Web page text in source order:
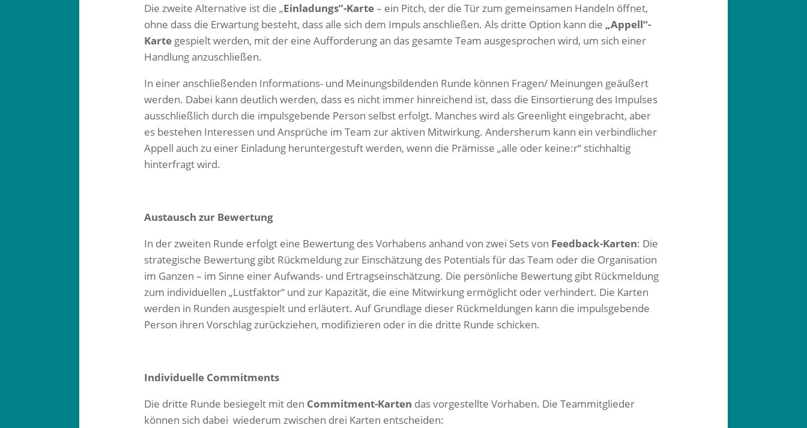
Die zweite Alternative ist die „Einladungs”-Karte– ein Pitch, der die Tür zum gemeinsamen Handeln öffnet,
ohne dass die Erwartung besteht, dass alle sich dem Impuls anschließen. Als dritte Option kann die „Appell“-
Karte gespielt werden, mit der eine Aufforderung an das gesamte Team ausgesprochen wird, um sich einer
Handlung anzuschließen.
In einer anschließenden Informations- und Meinungsbildenden Runde können Fragen/ Meinungen geäußert
werden. Dabei kann deutlich werden, dass es nicht immer hinreichend ist, dass die Einsortierung des Impulses
ausschließlich durch die impulsgebende Person selbst erfolgt. Manches wird als Greenlight eingebracht, aber
es bestehen Interessen und Ansprüche im Team zur aktiven Mitwirkung. Andersherum kann ein verbindlicher
Appell auch zu einer Einladung heruntergestuft werden, wenn die Prämisse „alle oder keine:r“ stichhaltig
hinterfragt wird.
Austausch zur Bewertung
In der zweiten Runde erfolgt eine Bewertung des Vorhabens anhand von zwei Sets von Feedback-Karten: Die
strategische Bewertung gibt Rückmeldung zur Einschätzung des Potentials für das Team oder die Organisation
im Ganzen – im Sinne einer Aufwands- und Ertragseinschätzung. Die persönliche Bewertung gibt Rückmeldung
zum individuellen „Lustfaktor“ und zur Kapazität, die eine Mitwirkung ermöglicht oder verhindert. Die Karten
werden in Runden ausgespielt und erläutert. Auf Grundlage dieser Rückmeldungen kann die impulsgebende
Person ihren Vorschlag zurückziehen, modifizieren oder in die dritte Runde schicken.​
Individuelle Commitments
Die dritte Runde besiegelt mit den Commitment-Karten das vorgestellte Vorhaben. Die Teammitglieder
können sich dabei wiederum zwischen drei Karten entscheiden: